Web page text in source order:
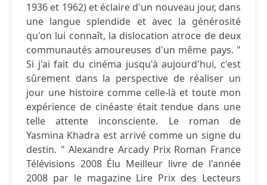
1936 et 1962) et éclaire d'un nouveau jour, dans
une langue splendide et avec la générosité
qu'on lui connaît, la dislocation atroce de deux
communautés amoureuses d'un même pays. "
Si j'ai fait du cinéma jusqu'à aujourd'hui, c'est
sûrement dans la perspective de réaliser un
jour une histoire comme celle-là et toute mon
expérience de cinéaste était tendue dans une
telle attente inconsciente. Le roman de
Yasmina Khadra est arrivé comme un signe du
destin. " Alexandre Arcady Prix Roman France
Télévisions 2008 Élu Meilleur livre de l'année
2008 par le magazine Lire Prix des Lecteurs